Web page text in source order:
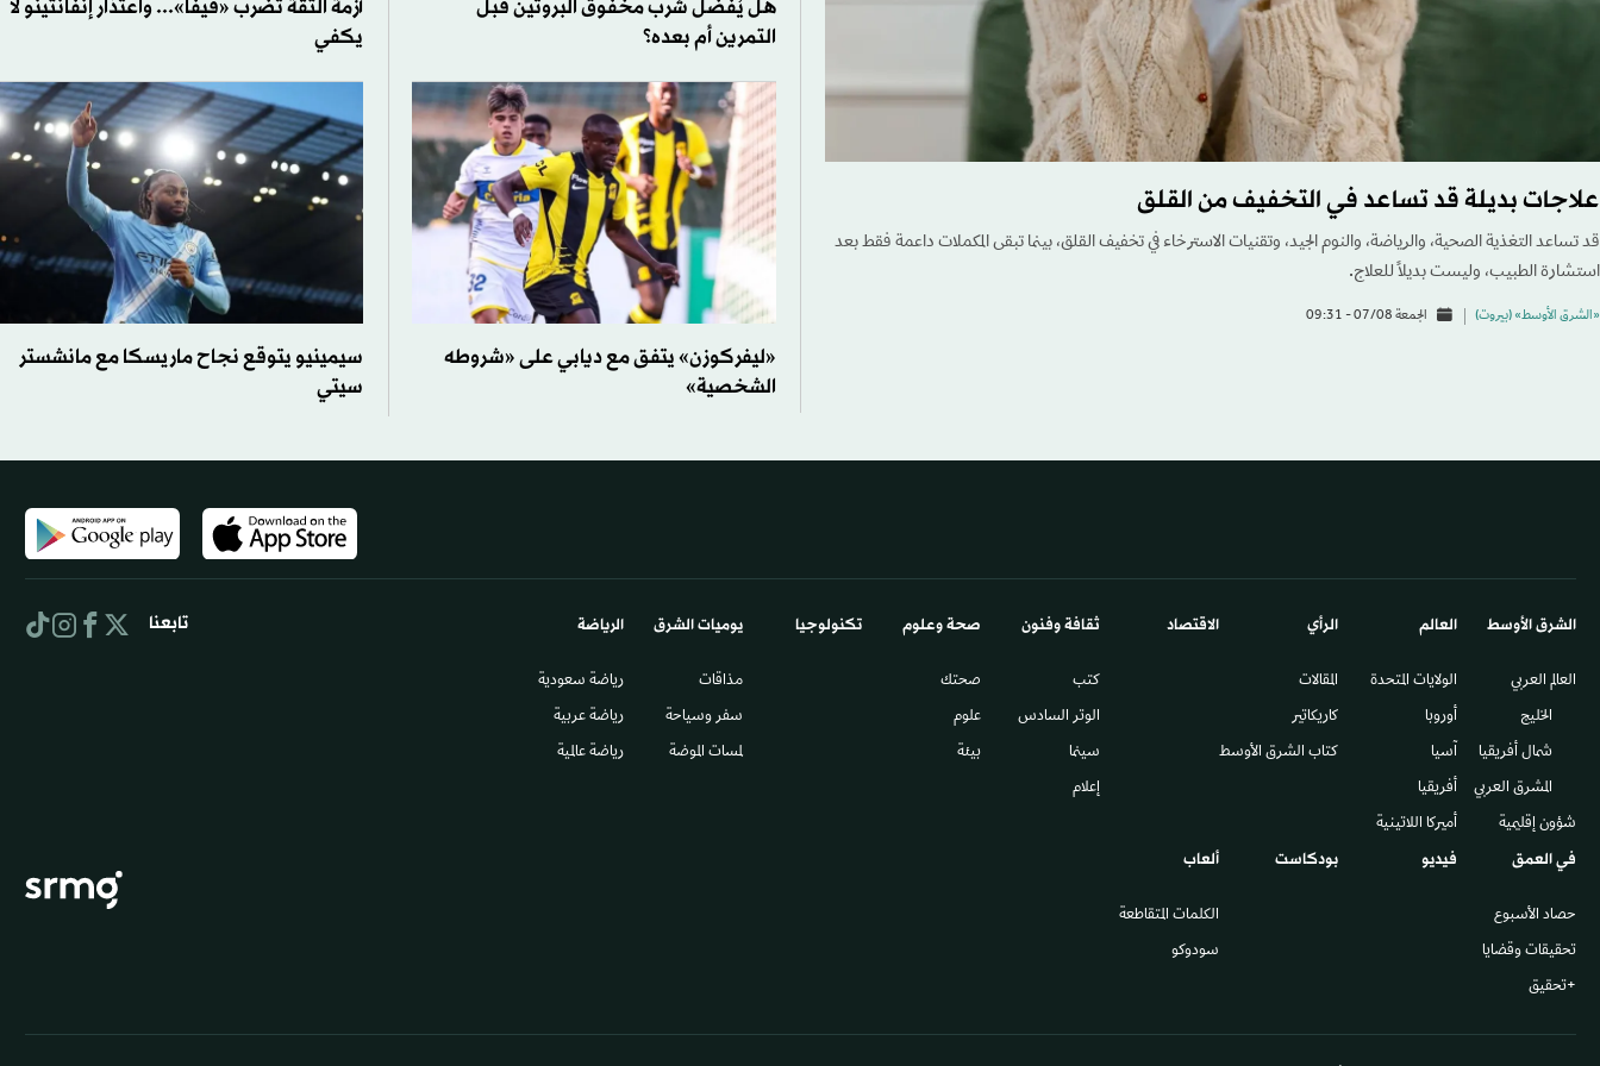
علاجات بديلة قد تساعد في التخفيف من القلق
قد تساعد التغذية الصحية، والرياضة، والنوم الجيد، وتقنيات الاسترخاء في تخفيف القلق، بينما تبقى المكملات داعمة فقط بعد
استشارة الطبيب، وليست بديلاً للعلاج.
«الشرق الأوسط» (بيروت) الجمعة 07/08 - 09:31
هل يُفضَّل شرب مخفوق البروتين قبل
التمرين أم بعده؟
أزمة الثقة تضرب «فيفا»... واعتذار إنفانتينو لا
يكفي
«ليفركوزن» يتفق مع ديابي على «شروطه
الشخصية»
سيمينيو يتوقع نجاح ماريسكا مع مانشستر
سيتي
الشرق الأوسط​
العالم العربي
الخليج
شمال أفريقيا
المشرق العربي
شؤون إقليمية
العالم
الولايات المتحدة
أوروبا
آسيا
أفريقيا
أميركا اللاتينية
الرأي
المقالات
كاريكاتير
كتاب الشرق الأوسط
الاقتصاد ثقافة وفنون
كتب
الوتر السادس​
سينما
إعلام
صحة وعلوم
صحتك
علوم
بيئة
تكنولوجيا يوميات الشرق​
مذاقات
سفر وسياحة
لمسات الموضة
الرياضة
رياضة سعودية
رياضة عربية
رياضة عالمية
في العمق
حصاد الأسبوع
تحقيقات وقضايا
+تحقيق
فيديو بودكاست ألعاب
الكلمات المتقاطعة
سودوكو
تابعنا